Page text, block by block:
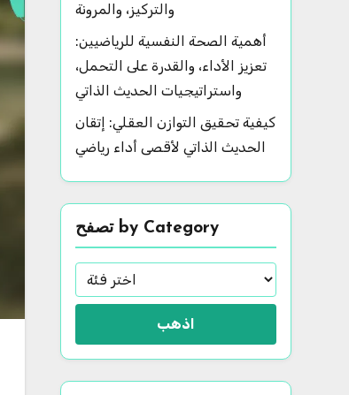
والتركيز، والمرونة
أهمية الصحة النفسية للرياضيين:
تعزيز الأداء، والقدرة على التحمل،
واستراتيجيات الحديث الذاتي
كيفية تحقيق التوازن العقلي: إتقان
الحديث الذاتي لأقصى أداء رياضي
تصفح by Category
اذهب